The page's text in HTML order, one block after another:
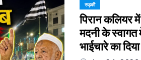
रुड़की
पिरान कलियर
मदनी के
भाईचारे का